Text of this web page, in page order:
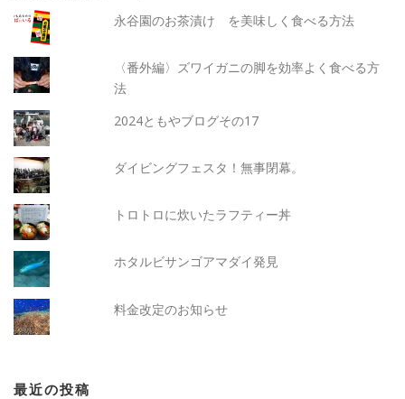
永谷園のお茶漬け を美味しく食べる方法
〈番外編〉ズワイガニの脚を効率よく食べる方
法
2024ともやブログその17
ダイビングフェスタ！無事閉幕。
トロトロに炊いたラフティー丼
ホタルビサンゴアマダイ発見
料金改定のお知らせ
最近の投稿